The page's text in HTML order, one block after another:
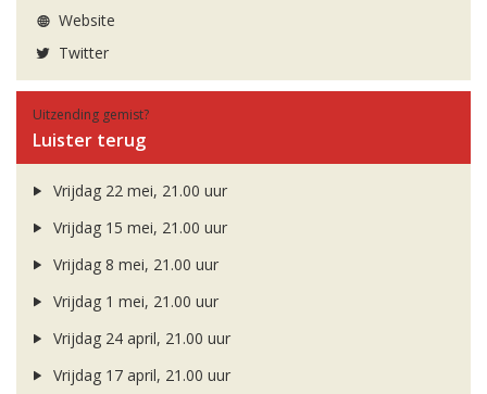
Website
Twitter
Uitzending gemist?
Luister terug
Vrijdag 22 mei, 21.00 uur
Vrijdag 15 mei, 21.00 uur
Vrijdag 8 mei, 21.00 uur
Vrijdag 1 mei, 21.00 uur
Vrijdag 24 april, 21.00 uur
Vrijdag 17 april, 21.00 uur